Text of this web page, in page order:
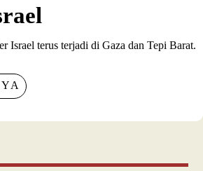
Israel terus terjadi di Gaza dan Tepi Barat.